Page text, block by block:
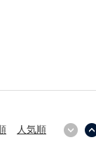
人気順